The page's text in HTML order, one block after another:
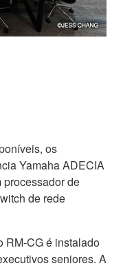
os
Yamaha ADECIA
processador de
de rede
RM-CG é instalado
seniores. A